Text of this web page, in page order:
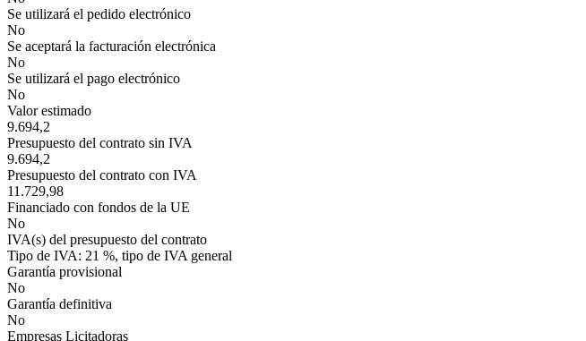
Se utilizará el pedido electrónico
No
Se aceptará la facturación electrónica
No
Se utilizará el pago electrónico
No
Valor estimado
9.694,2
Presupuesto del contrato sin IVA
9.694,2
Presupuesto del contrato con IVA
11.729,98
Financiado con fondos de la UE
No
IVA(s) del presupuesto del contrato
Tipo de IVA: 21 %, tipo de IVA general
Garantía provisional
No
Garantía definitiva
No
Empresas Licitadoras